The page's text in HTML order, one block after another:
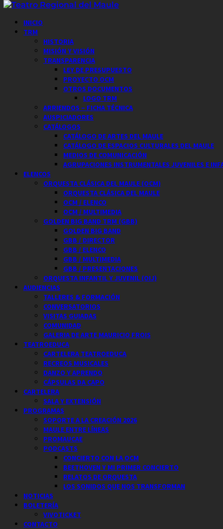
Saltar
contenido
Menú
principal
INICIO
TRM
HISTORIA
MISIÓN Y VISIÓN
TRANSPARENCIA
LEY DE PRESUPUESTO
PROYECTO OCM
OTROS DOCUMENTOS
LOGO TRM
ARRIENDOS – FICHA TÉCNICA
AUSPICIADORES
CATÁLOGOS
CATÁLOGO DE ARTES DEL MAULE
CATÁLOGO DE ESPACIOS CULTURALES DEL MAULE
MEDIOS DE COMUNICACIÓN
AGRUPACIONES INSTRUMENTALES JUVENILES E
ELENCOS
ORQUESTA CLÁSICA DEL MAULE (OCM)
ORQUESTA CLÁSICA DEL MAULE
OCM / ELENCO
OCM / MULTIMEDIA
GOLDEN BIG BAND TRM (GBB)
GOLDEN BIG BAND
GBB / DIRECTOR
GBB / ELENCO
GBB / MULTIMEDIA
GBB / PRESENTACIONES
ORQUESTA INFANTIL Y JUVENIL (OIJ)
AUDIENCIAS
TALLERES & FORMACIÓN
CONVERSATORIOS
VISITAS GUIADAS
COMUNIDAD
GALERIA DE ARTE MAURICIO FROIS
TEATROEDUCA
CARTELERA TEATROEDUCA
RECREOS MUSICALES
DANZO Y APRENDO
CÁPSULAS DA CAPO
CARTELERA
SALA Y EXTENSIÓN
PROGRAMAS
SOPORTE A LA CREACIÓN 2026
MAULE ENTRE LÍNEAS
PROMAUCAE
PODCASTS
CONCIERTO CON LA OCM
BEETHOVEN Y MI PRIMER CONCIERTO
RELATOS DE ORQUESTA
LOS SONIDOS QUE NOS TRANSFORMAN
NOTICIAS
BOLETERÍA
VIVOTICKET
CONTACTO